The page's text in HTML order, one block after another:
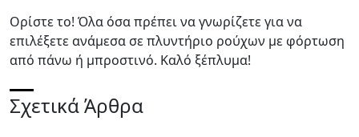
Ορίστε το! Όλα όσα πρέπει να γνωρίζετε για να
επιλέξετε ανάμεσα σε πλυντήριο ρούχων με φόρτωση
από πάνω ή μπροστινό. Καλό ξέπλυμα!
Σχετικά Άρθρα